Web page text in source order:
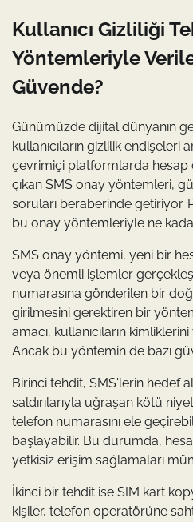
Kullanıcı Gizliliği
Yöntemleriyle
Güvende?
Günümüzde dijital dünyanın
kullanıcıların gizlilik endişeleri
çevrimiçi platformlarda hesap
çıkan SMS onay yöntemleri,
soruları beraberinde getiriyor.
bu onay yöntemleriyle ne
SMS onay yöntemi, yeni bir
veya önemli işlemler
numarasına gönderilen bir
girilmesini gerektiren bir
amacı, kullanıcıların
Ancak bu yöntemin de bazı
Birinci tehdit, SMS'lerin hedef
saldırılarıyla uğraşan kötü
telefon numarasını ele
başlayabilir. Bu durumda,
yetkisiz erişim sağlamaları
İkinci bir tehdit ise SIM kart
kişiler, telefon operatörüne